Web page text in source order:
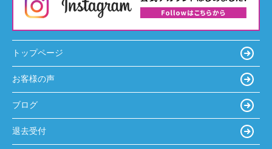
トップページ
お客様の声
ブログ
退去受付